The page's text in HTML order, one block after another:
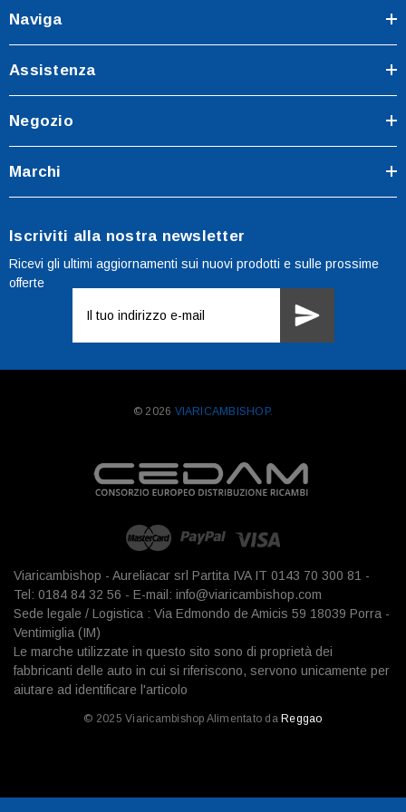
Naviga
Assistenza
Negozio
Marchi
Iscriviti alla nostra newsletter
Ricevi gli ultimi aggiornamenti sui nuovi prodotti e sulle prossime
offerte
mail
© 2026 VIARICAMBISHOP.
Viaricambishop - Aureliacar srl Partita IVA IT 0143 70 300 81 -
Tel: 0184 84 32 56 - E-mail: info@viaricambishop.com
Sede legale / Logistica : Via Edmondo de Amicis 59 18039 Porra -
Ventimiglia (IM)
Le marche utilizzate in questo sito sono di proprietà dei
fabbricanti delle auto in cui si riferiscono, servono unicamente per
aiutare ad identificare l'articolo
© 2025 Viaricambishop Alimentato daReggao